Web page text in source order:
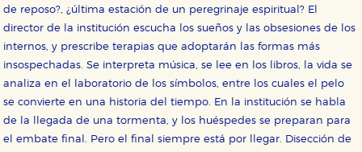
de reposo?, ¿última estación de un peregrinaje espiritual? El
director de la institución escucha los sueños y las obsesiones de los
internos, y prescribe terapias que adoptarán las formas más
insospechadas. Se interpreta música, se lee en los libros, la vida se
analiza en el laboratorio de los símbolos, entre los cuales el pelo
se convierte en una historia del tiempo. En la institución se habla
de la llegada de una tormenta, y los huéspedes se preparan para
el embate final. Pero el final siempre está por llegar. Disección de